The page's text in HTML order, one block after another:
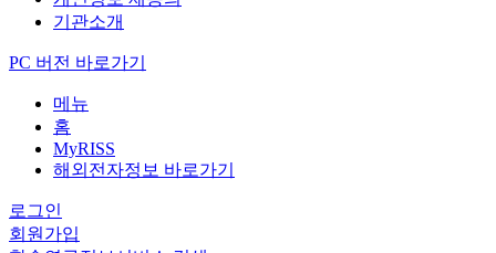
기관소개
PC 버전 바로가기
메뉴
홈
MyRISS
해외전자정보 바로가기
로그인
회원가입